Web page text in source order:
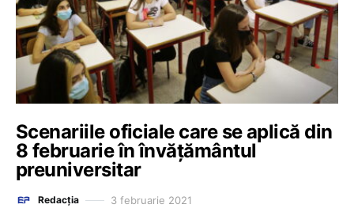
Scenariile oficiale care se aplică din
8 februarie în învățământul
preuniversitar
Redacția 3 februarie 2021